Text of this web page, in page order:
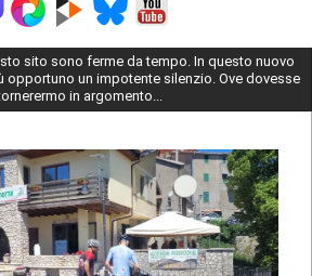
sito sono ferme da tempo. In questo nuovo
opportuno un impotente silenzio. Ove dovesse
in argomento...